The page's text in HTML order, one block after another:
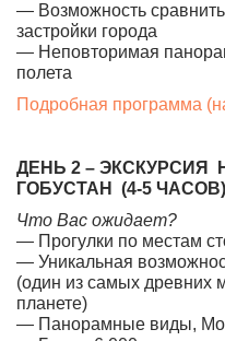
— Возможность
застройки города
— Неповторимая
полета
Подробная программа
ДЕНЬ 2 – ЭКСКУРСИЯ
ГОБУСТАН (4-5 ЧАСОВ)
Что Вас ожидает?
— Прогулки по местам
— Уникальная
(один из самых древних
планете)
— Панорамные виды,